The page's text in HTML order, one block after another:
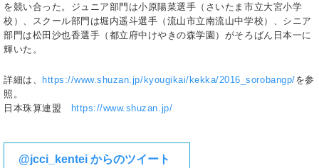
を競い合った。ジュニア部門は小原陽菜選手（さいたま市立大宮小学
校）、スクール部門は堀内遥斗選手（流山市立南流山中学校）、シニア
部門は松田沙也香選手（都立府中けやきの森学園）がそろばん日本一に
輝いた。
詳細は、 https://www.shuzan.jp/kyougikai/kekka/2016_sorobangp/を参
照。
日本珠算連盟
https://www.shuzan.jp/
@jcci_kentei からのツイート